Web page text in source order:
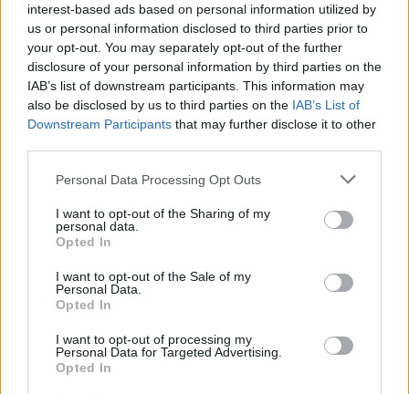
interest-based ads based on personal information utilized by
us or personal information disclosed to third parties prior to
your opt-out. You may separately opt-out of the further
disclosure of your personal information by third parties on the
IAB’s list of downstream participants. This information may
also be disclosed by us to third parties on the IAB’s List of
Downstream Participants that may further disclose it to other
Personal Data Processing Opt Outs
I want to opt-out of the Sharing of my
personal data.
Opted In
I want to opt-out of the Sale of my
Personal Data.
Opted In
I want to opt-out of processing my
Personal Data for Targeted Advertising.
Opted In